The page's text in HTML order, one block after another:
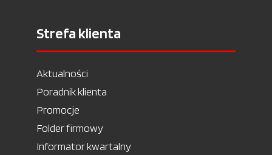
Strefa klienta
Aktualności
Poradnik klienta
Promocje
Folder firmowy
Informator kwartalny